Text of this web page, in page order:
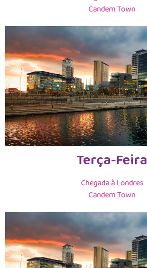
Candem Town
Terça-Feira
Chegada à Londres
Candem Town